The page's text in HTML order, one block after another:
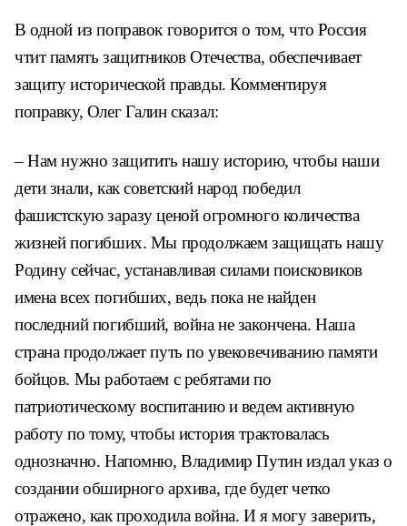
В одной из поправок говорится о том, что Россия
чтит память защитников Отечества, обеспечивает
защиту исторической правды. Комментируя
поправку, Олег Галин сказал:
– Нам нужно защитить нашу историю, чтобы наши
дети знали, как советский народ победил
фашистскую заразу ценой огромного количества
жизней погибших. Мы продолжаем защищать нашу
Родину сейчас, устанавливая силами поисковиков
имена всех погибших, ведь пока не найден
последний погибший, война не закончена. Наша
страна продолжает путь по увековечиванию памяти
бойцов. Мы работаем с ребятами по
патриотическому воспитанию и ведем активную
работу по тому, чтобы история трактовалась
однозначно. Напомню, Владимир Путин издал указ о
создании обширного архива, где будет четко
отражено, как проходила война. И я могу заверить,